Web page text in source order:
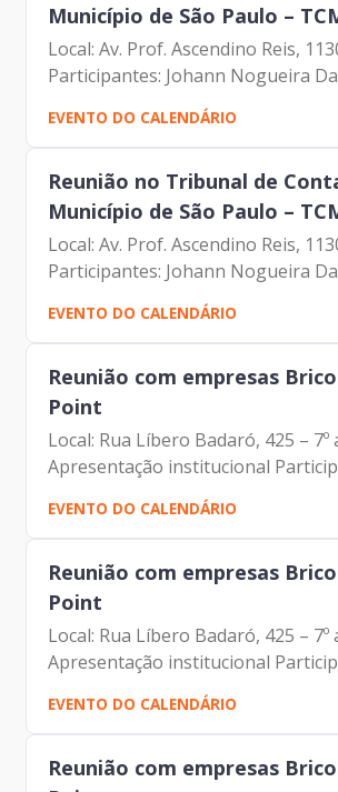
Município de São Paulo –
Local: Av. Prof. Ascendino Reis,
Participantes: Johann Nogueira
EVENTO DO CALENDÁRIO
Reunião no Tribunal de
Município de São Paulo –
Local: Av. Prof. Ascendino Reis,
Participantes: Johann Nogueira
EVENTO DO CALENDÁRIO
Reunião com empresas
Point
Local: Rua Líbero Badaró, 425 – 7º
Apresentação institucional
Johann Nogueira Dantas Arthur
Canale Adriana Costa
EVENTO DO CALENDÁRIO
Reunião com empresas
Point
Local: Rua Líbero Badaró, 425 – 7º
Apresentação institucional
Johann Nogueira Dantas Arthur
Canale Adriana Costa
EVENTO DO CALENDÁRIO
Reunião com empresas